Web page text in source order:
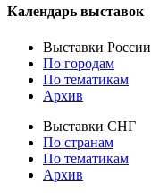
Календарь выставок
Выставки России
По городам
По тематикам
Архив
Выставки СНГ
По странам
По тематикам
Архив